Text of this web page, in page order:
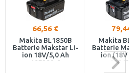
66,56 €
Makita BL1850B
Batterie Makstar Li-
ion 18V/5,0 Ah
197280-8
79,44 €
Makita
Batterie
ion (18V /
197422-